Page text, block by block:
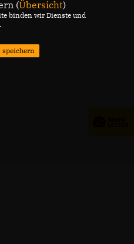
(Übersicht)
binden wir Dienste und
speichern